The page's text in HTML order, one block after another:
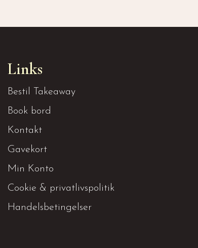
Links
Bestil Takeaway
Book bord
Kontakt
Gavekort
Min Konto
Cookie & privatlivspolitik
Handelsbetingelser